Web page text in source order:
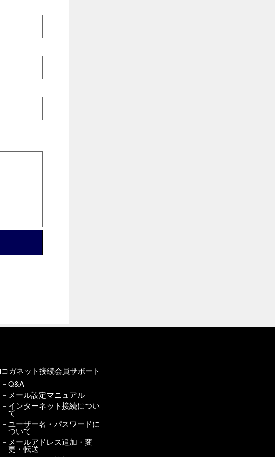
コガネット接続会員サポート
Q&A
メール設定マニュアル
インターネット接続につい
て
ユーザー名・パスワードに
ついて
メールアドレス追加・変
更・転送